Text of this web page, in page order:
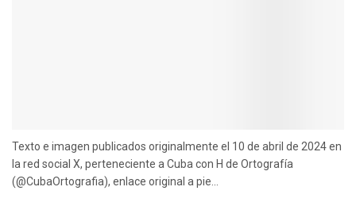
Texto e imagen publicados originalmente el 10 de abril de 2024 en
la red social X, perteneciente a Cuba con H de Ortografía
(@CubaOrtografia), enlace original a pie...